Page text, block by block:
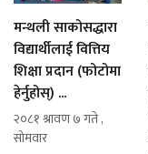
मन्थली साकोसद्धारा
विद्यार्थीलाई वित्तिय
शिक्षा प्रदान (फोटोमा
हेर्नुहोस्) ...
२०८१ श्रावण ७ गते ,
सोमवार